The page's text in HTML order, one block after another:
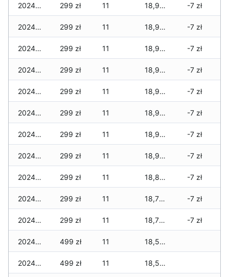
2024-11-25 299 zł 11 18,963 zł -7 zł
2024-11-24 299 zł 11 18,963 zł -7 zł
2024-11-23 299 zł 11 18,963 zł -7 zł
2024-11-22 299 zł 11 18,947 zł -7 zł
2024-11-21 299 zł 11 18,947 zł -7 zł
2024-11-20 299 zł 11 18,947 zł -7 zł
2024-11-19 299 zł 11 18,947 zł -7 zł
2024-11-18 299 zł 11 18,947 zł -7 zł
2024-11-17 299 zł 11 18,819 zł -7 zł
2024-11-16 299 zł 11 18,784 zł -7 zł
2024-11-15 299 zł 11 18,784 zł -7 zł
2024-11-14 499 zł 11 18,504 zł
2024-11-13 499 zł 11 18,504 zł